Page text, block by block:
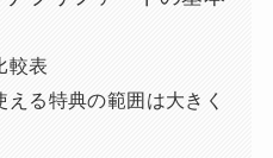
較表
える特典の範囲は大きく